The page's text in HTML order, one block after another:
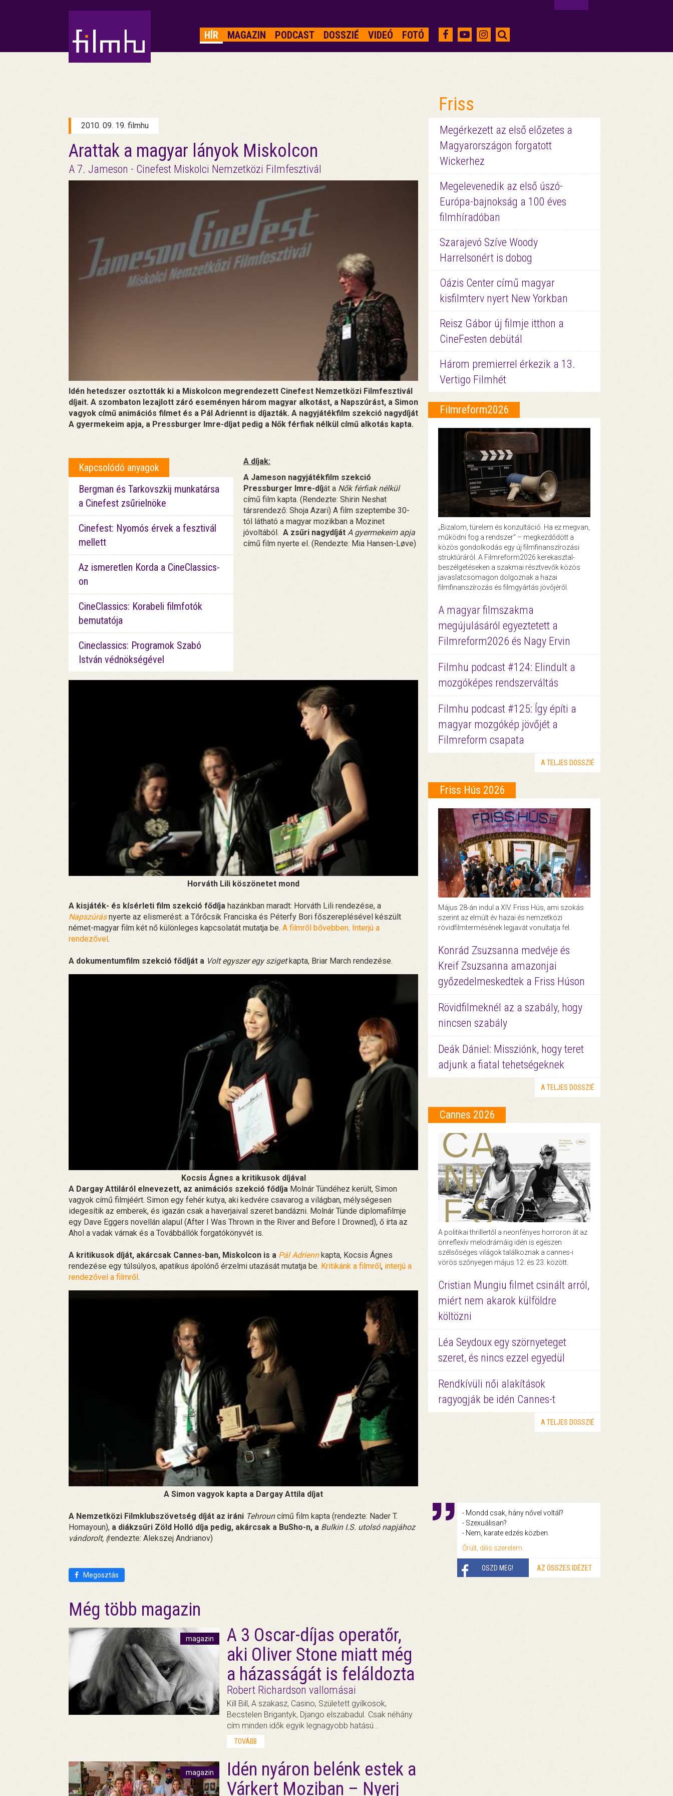
HÍR MAGAZIN PODCAST DOSSZIÉ VIDEÓ FOTÓ
2010. 09. 19. filmhu
Arattak a magyar lányok Miskolcon
A 7. Jameson - Cinefest Miskolci Nemzetközi Filmfesztivál
Idén hetedszer osztották ki a Miskolcon megrendezett Cinefest Nemzetközi Filmfesztivál
díjait. A szombaton lezajlott záró eseményen három magyar alkotást, a Napszúrást, a Simon
vagyok című animációs filmet és a Pál Adriennt is díjazták. A nagyjátékfilm szekció nagydíját
A gyermekeim apja, a Pressburger Imre-díjat pedig a Nők férfiak nélkül című alkotás kapta.
Kapcsolódó anyagok
Bergman és Tarkovszkij munkatársa
a Cinefest zsűrielnöke
Cinefest: Nyomós érvek a fesztivál
mellett
Az ismeretlen Korda a CineClassics-
on
CineClassics: Korabeli filmfotók
bemutatója
Cineclassics: Programok Szabó
István védnökségével
A díjak:
A Jameson nagyjátékfilm szekció
Pressburger Imre-díját a Nők férfiak nélkül
című film kapta. (Rendezte: Shirin Neshat
társrendező: Shoja Azari) A film szeptembe 30-
tól látható a magyar mozikban a Mozinet
jóvoltából.A zsűri nagydíját A gyermekeim apja
című film nyerte el. (Rendezte: Mia Hansen-Løve)
Horváth Lili köszönetet mond
A kisjáték- és kísérleti film szekció fődíja hazánkban maradt: Horváth Lili rendezése, a
Napszúrásnyerte az elismerést: a Tőrőcsik Franciska és Péterfy Bori főszereplésével készült
német-magyar film két nő különleges kapcsolatát mutatja be. A filmről bővebben. Interjú a
rendezővel.
A dokumentumfilm szekció fődíját a Volt egyszer egy szigetkapta, Briar March rendezése.
Kocsis Ágnes a kritikusok díjával
A Dargay Attiláról elnevezett, az animációs szekció fődíja Molnár Tündéhez került, Simon
vagyok című filmjéért. Simon egy fehér kutya, aki kedvére csavarog a világban, mélységesen
idegesítik az emberek, és igazán csak a haverjaival szeret bandázni. Molnár Tünde diplomafilmje
egy Dave Eggers novellán alapul (After I Was Thrown in the River and Before I Drowned), ő írta az
Ahol a vadak várnak és a Továbbállók forgatókönyvét is.
A kritikusok díját, akárcsak Cannes-ban, Miskolcon is a Pál Adriennkapta, Kocsis Ágnes
rendezése egy túlsúlyos, apatikus ápolónő érzelmi utazását mutatja be. Kritikánk a filmről, interjú a
rendezővel a filmről.
A Simon vagyok kapta a Dargay Attila díjat
A Nemzetközi Filmklubszövetség díját az iráni Tehrouncímű film kapta (rendezte: Nader T.
Homayoun), a diákzsűri Zöld Holló díja pedig, akárcsak a BuSho-n, a Bulkin I.S. utolsó napjához
vándorolt, (rendezte: Alekszej Andrianov)
Megosztás
Még több magazin
magazin
A 3 Oscar-díjas operatőr,
aki Oliver Stone miatt még
a házasságát is feláldozta
Robert Richardson vallomásai
Kill Bill, A szakasz, Casino, Született gyilkosok,
Becstelen Brigantyk, Django elszabadul. Csak néhány
cím minden idők egyik legnagyobb hatású…
TOVÁBB
magazin
Idén nyáron belénk estek a
Várkert Moziban – Nyerj
Friss
Megérkezett az első előzetes a
Magyarországon forgatott
Wickerhez
Megelevenedik az első úszó-
Európa-bajnokság a 100 éves
filmhíradóban
Szarajevó Szíve Woody
Harrelsonért is dobog
Oázis Center című magyar
kisfilmterv nyert New Yorkban
Reisz Gábor új filmje itthon a
CineFesten debütál
Három premierrel érkezik a 13.
Vertigo Filmhét
Filmreform2026
„Bizalom, türelem és konzultáció. Ha ez megvan,
működni fog a rendszer” – megkezdődött a
közös gondolkodás egy új filmfinanszírozási
struktúráról. A Filmreform2026 kerekasztal-
beszélgetéseken a szakmai résztvevők közös
javaslatcsomagon dolgoznak a hazai
filmfinanszírozás és filmgyártás jövőjéről.
A magyar filmszakma
megújulásáról egyeztetett a
Filmreform2026 és Nagy Ervin
Filmhu podcast #124: Elindult a
mozgóképes rendszerváltás
Filmhu podcast #125: Így építi a
magyar mozgókép jövőjét a
Filmreform csapata
A TELJES DOSSZIÉ
Friss Hús 2026
Május 28-án indul a XIV. Friss Hús, ami szokás
szerint az elmúlt év hazai és nemzetközi
rövidfilmtermésének legjavát vonultatja fel.
Konrád Zsuzsanna medvéje és
Kreif Zsuzsanna amazonjai
győzedelmeskedtek a Friss Húson
Rövidfilmeknél az a szabály, hogy
nincsen szabály
Deák Dániel: Missziónk, hogy teret
adjunk a fiatal tehetségeknek
A TELJES DOSSZIÉ
Cannes 2026
A politikai thrillertől a neonfényes horroron át az
önreflexív melodrámáig idén is egészen
szélsőséges világok találkoznak a cannes-i
vörös szőnyegen május 12. és 23. között.
Cristian Mungiu filmet csinált arról,
miért nem akarok külföldre
költözni
Léa Seydoux egy szörnyeteget
szeret, és nincs ezzel egyedül
Rendkívüli női alakítások
ragyogják be idén Cannes-t
A TELJES DOSSZIÉ
- Mondd csak, hány nővel voltál?
- Szexuálisan?
- Nem, karate edzés közben.
Őrült, dilis szerelem
OSZD MEG! AZ ÖSSZES IDÉZET